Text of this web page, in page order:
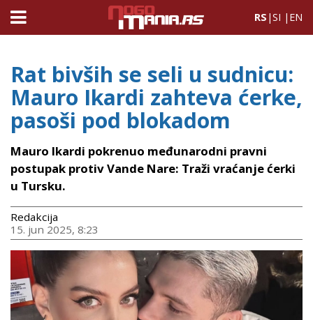
RS |SI | EN
Rat bivših se seli u sudnicu:
Mauro Ikardi zahteva ćerke,
pasoši pod blokadom
Mauro Ikardi pokrenuo međunarodni pravni
postupak protiv Vande Nare: Traži vraćanje ćerki
u Tursku.
Redakcija
15. jun 2025, 8:23